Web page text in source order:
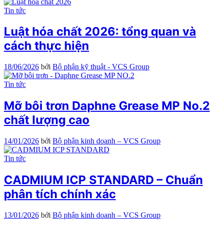
Tin tức
Luật hóa chất 2026: tổng quan và
cách thực hiện
18/06/2026 bởi Bộ phận kỹ thuật - VCS Group
Tin tức
Mỡ bôi trơn Daphne Grease MP No.2
chất lượng cao
14/01/2026 bởi Bộ phận kinh doanh – VCS Group
Tin tức
CADMIUM ICP STANDARD – Chuẩn
phân tích chính xác
13/01/2026 bởi Bộ phận kinh doanh – VCS Group